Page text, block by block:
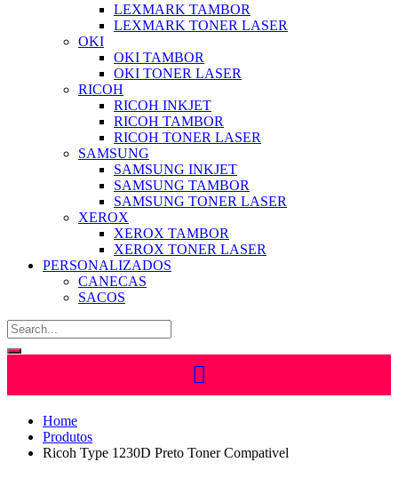
LEXMARK TAMBOR
LEXMARK TONER LASER
OKI
OKI TAMBOR
OKI TONER LASER
RICOH
RICOH INKJET
RICOH TAMBOR
RICOH TONER LASER
SAMSUNG
SAMSUNG INKJET
SAMSUNG TAMBOR
SAMSUNG TONER LASER
XEROX
XEROX TAMBOR
XEROX TONER LASER
PERSONALIZADOS
CANECAS
SACOS
Home
Produtos
Ricoh Type 1230D Preto Toner Compativel